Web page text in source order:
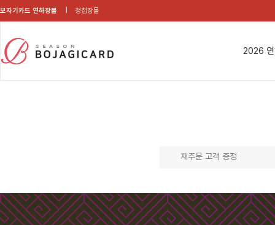
보자기카드 연하장몰 청첩장몰
2026
재주문 고객 증정